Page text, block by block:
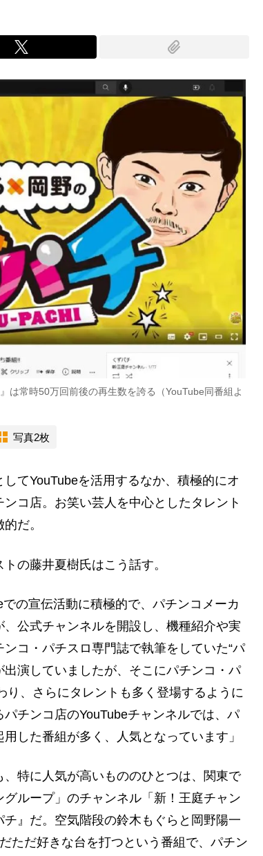
は常時50万回前後の再生数を誇る（YouTube同番組よ
写真2枚
てYouTubeを活用するなか、積極的にオ
コ店。お笑い芸人を中心としたタレント
だ。
の藤井夏樹氏はこう話す。
での宣伝活動に積極的で、パチンコメーカ
公式チャンネルを開設し、機種紹介や実
コ・パチスロ専門誌で執筆をしていた“パ
出演していましたが、そこにパチンコ・パ
り、さらにタレントも多く登場するように
チンコ店のYouTubeチャンネルでは、パ
した番組が多く、人気となっています」
特に人気が高いもののひとつは、関東で
ループ」のチャンネル「新！王庭チャン
』だ。空気階段の鈴木もぐらと岡野陽一
ただ好きな台を打つという番組で、パチン